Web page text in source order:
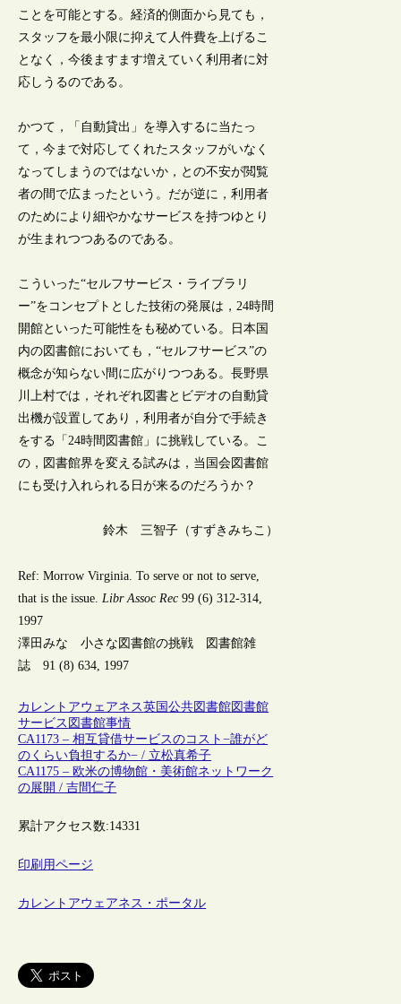
ことを可能とする。経済的側面から見ても，
スタッフを最小限に抑えて人件費を上げるこ
となく，今後ますます増えていく利用者に対
応しうるのである。
かつて，「自動貸出」を導入するに当たっ
て，今まで対応してくれたスタッフがいなく
なってしまうのではないか，との不安が閲覧
者の間で広まったという。だが逆に，利用者
のためにより細やかなサービスを持つゆとり
が生まれつつあるのである。
こういった“セルフサービス・ライブラリ
ー”をコンセプトとした技術の発展は，24時間
開館といった可能性をも秘めている。日本国
内の図書館においても，“セルフサービス”の
概念が知らない間に広がりつつある。長野県
川上村では，それぞれ図書とビデオの自動貸
出機が設置してあり，利用者が自分で手続き
をする「24時間図書館」に挑戦している。こ
の，図書館界を変える試みは，当国会図書館
にも受け入れられる日が来るのだろうか？
鈴木 三智子（すずきみちこ）
Ref: Morrow Virginia. To serve or not to serve,
that is the issue. Libr Assoc Rec 99 (6) 312-314,
1997
澤田みな 小さな図書館の挑戦 図書館雑
誌 91 (8) 634, 1997
カレントアウェアネス英国公共図書館図書館
サービス 図書館事情
CA1173 – 相互貸借サービスのコスト−誰がど
のくらい負担するか− / 立松真希子
CA1175 – 欧米の博物館・美術館ネットワーク
の展開 / 吉間仁子
累計アクセス数:14331
印刷用ページ
カレントアウェアネス・ポータル